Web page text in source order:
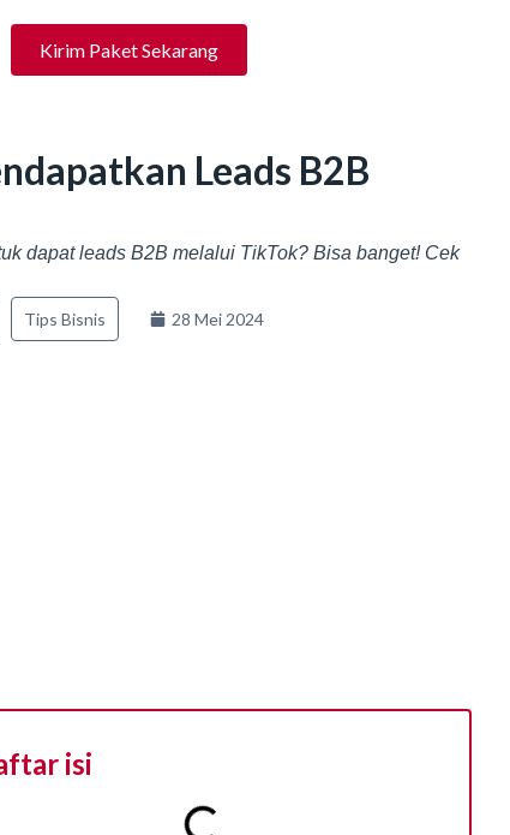
Kirim Paket Sekarang
Leads B2B
dapat leads B2B melalui TikTok? Bisa banget! Cek
Tips Bisnis 28 Mei 2024
isi